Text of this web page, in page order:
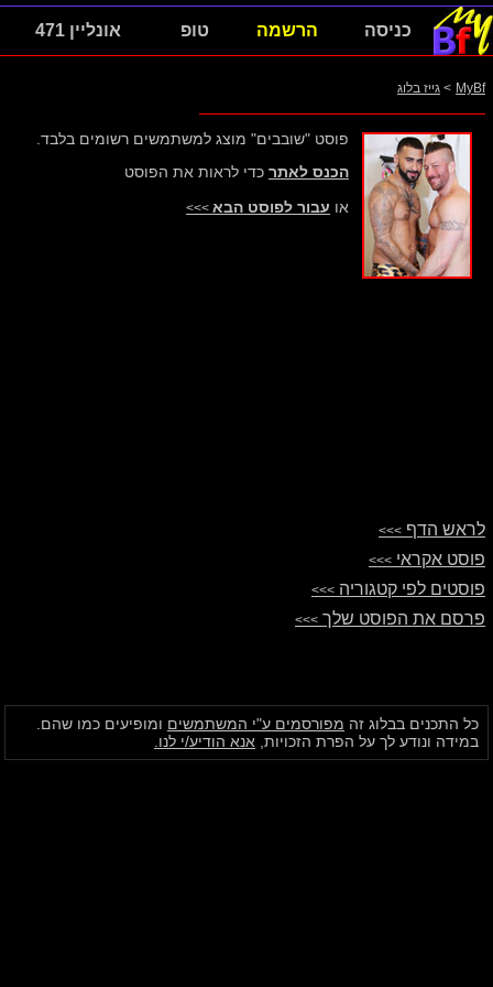
כניסה הרשמה טופ אונליין 471
MyBf
> גייז בלוג
פוסט "שובבים" מוצג למשתמשים רשומים בלבד.
הכנס לאתר כדי לראות את הפוסט
או עבור לפוסט הבא >>>
לראש הדף >>>
פוסט אקראי >>>
פוסטים לפי קטגוריה >>>
פרסם את הפוסט שלך >>>
כל התכנים בבלוג זה מפורסמים ע"י המשתמשים ומופיעים כמו שהם.
במידה ונודע לך על הפרת הזכויות, אנא הודיע/י לנו.